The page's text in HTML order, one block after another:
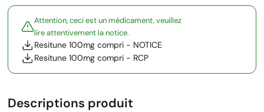
Attention, ceci est un médicament, veuillez
lire attentivement la notice.
Resitune 100mg compri - NOTICE
Resitune 100mg compri - RCP
Descriptions produit